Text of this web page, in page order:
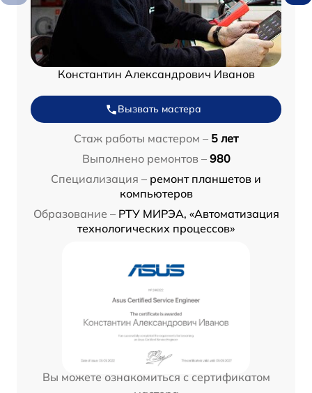
Константин Александрович Иванов
Вызвать мастера
Стаж работы мастером – 5 лет
Выполнено ремонтов – 980
Специализация – ремонт планшетов и
компьютеров
Образование – РТУ МИРЭА, «Автоматизация
технологических процессов»
Вы можете ознакомиться с сертификатом